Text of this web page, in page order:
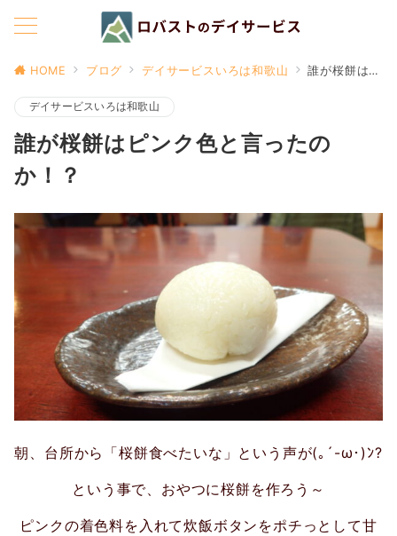
HOME ブログ デイサービスいろは和歌山 誰が桜餅はピンク色と言ったのか！？
デイサービスいろは和歌山
誰が桜餅はピンク色と言ったの
か！？
朝、台所から「桜餅食べたいな」という声が(｡´-ω･)ﾝ?
という事で、おやつに桜餅を作ろう～
ピンクの着色料を入れて炊飯ボタンをポチっとして甘